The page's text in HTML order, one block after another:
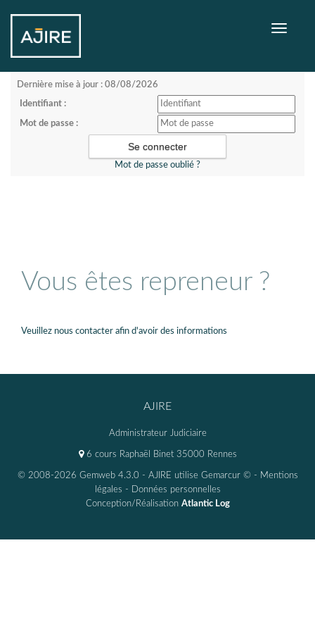
Toggle
Dernière mise à jour : 08/08/2026
Identifiant :
Mot de passe :
Mot de passe oublié ?
Vous êtes repreneur ?
Veuillez nous contacter afin d'avoir des informations
AJIRE
Administrateur Judiciaire
6 cours Raphaël Binet 35000 Rennes
© 2008-2026 Gemweb 4.3.0 - AJIRE utilise Gemarcur © - Mentions
légales - Données personnelles
Conception/Réalisation Atlantic Log